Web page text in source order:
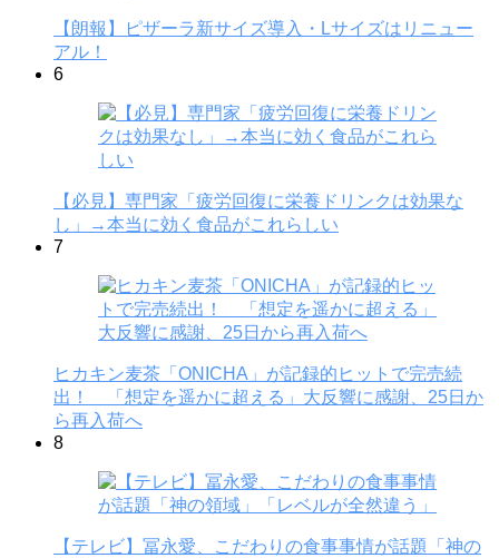
【朗報】ピザーラ新サイズ導入・Lサイズはリニュー
アル！
6
【必見】専門家「疲労回復に栄養ドリンクは効果な
し」→本当に効く食品がこれらしい
7
ヒカキン麦茶「ONICHA」が記録的ヒットで完売続
出！ 「想定を遥かに超える」大反響に感謝、25日か
ら再入荷へ
8
【テレビ】冨永愛、こだわりの食事事情が話題「神の